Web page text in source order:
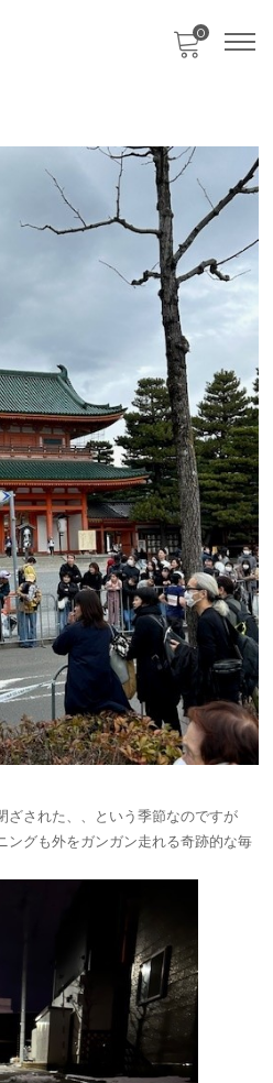
商品はございません。 0
ざされた、、という季節なのですが
ングも外をガンガン走れる奇跡的な毎